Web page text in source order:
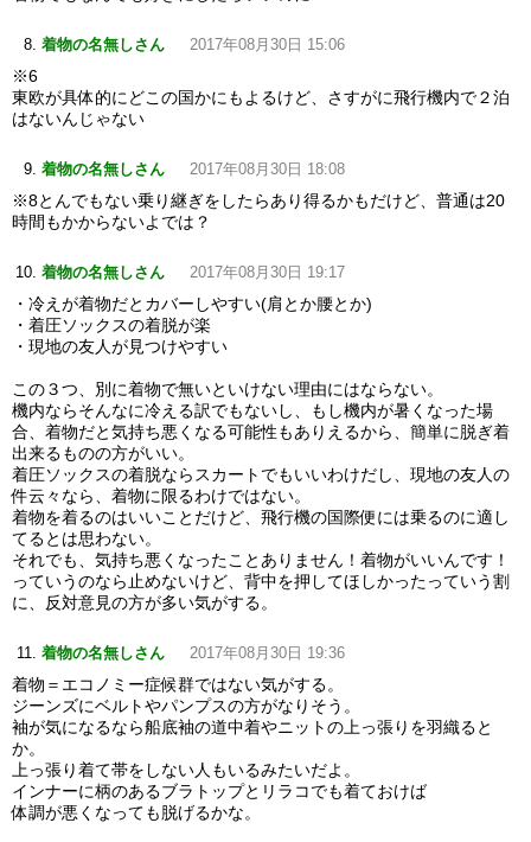
着物の名無しさん 2017年08月30日 15:06
※6
東欧が具体的にどこの国かにもよるけど、さすがに飛行機内で２泊
はないんじゃない
着物の名無しさん 2017年08月30日 18:08
※8とんでもない乗り継ぎをしたらあり得るかもだけど、普通は20
時間もかからないよでは？
着物の名無しさん 2017年08月30日 19:17
・冷えが着物だとカバーしやすい(肩とか腰とか)
・着圧ソックスの着脱が楽
・現地の友人が見つけやすい
この３つ、別に着物で無いといけない理由にはならない。
機内ならそんなに冷える訳でもないし、もし機内が暑くなった場
合、着物だと気持ち悪くなる可能性もありえるから、簡単に脱ぎ着
出来るものの方がいい。
着圧ソックスの着脱ならスカートでもいいわけだし、現地の友人の
件云々なら、着物に限るわけではない。
着物を着るのはいいことだけど、飛行機の国際便には乗るのに適し
てるとは思わない。
それでも、気持ち悪くなったことありません！着物がいいんです！
っていうのなら止めないけど、背中を押してほしかったっていう割
に、反対意見の方が多い気がする。
着物の名無しさん 2017年08月30日 19:36
着物＝エコノミー症候群ではない気がする。
ジーンズにベルトやパンプスの方がなりそう。
袖が気になるなら船底袖の道中着やニットの上っ張りを羽織ると
か。
上っ張り着て帯をしない人もいるみたいだよ。
インナーに柄のあるブラトップとリラコでも着ておけば
体調が悪くなっても脱げるかな。